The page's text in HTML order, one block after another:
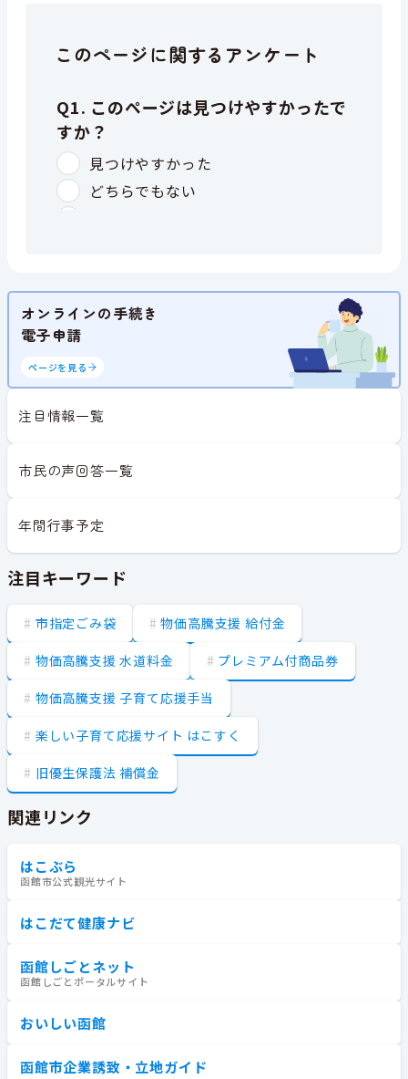
このページに関するアンケート
オンラインの手続き
電子申請
ページを見る
注目情報一覧
市民の声回答一覧
年間行事予定
注目キーワード
市指定ごみ袋 物価高騰支援 給付金
物価高騰支援 水道料金 プレミアム付商品券
物価高騰支援 子育て応援手当
楽しい子育て応援サイト はこすく
旧優生保護法 補償金
関連リンク
はこぶら
函館市公式観光サイト
はこだて健康ナビ
函館しごとネット
函館しごとポータルサイト
おいしい函館
函館市企業誘致・立地ガイド